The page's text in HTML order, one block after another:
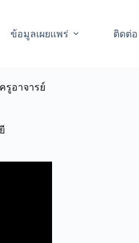
ข้อมูลเผยแพร่ ติดต่อ
รูอาจารย์